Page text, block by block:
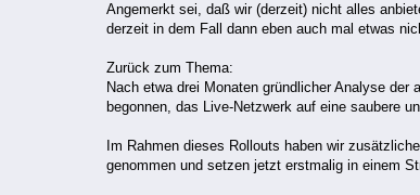
Angemerkt sei, daß wir (derzeit) nicht alles
derzeit in dem Fall dann eben auch mal etwas
Zurück zum Thema:
Nach etwa drei Monaten gründlicher Analyse
begonnen, das Live-Netzwerk auf eine saubere
Im Rahmen dieses Rollouts haben wir
genommen und setzen jetzt erstmalig in einem